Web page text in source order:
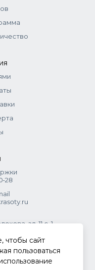
зд. 11 с. 1
чтобы сайт
пользоваться